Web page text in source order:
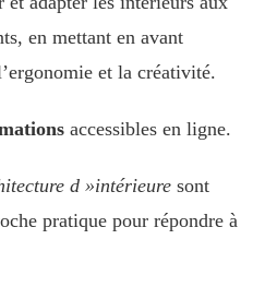
en mettant en avant
et la créativité.
accessibles en ligne.
d »intérieure sont
pratique pour répondre à